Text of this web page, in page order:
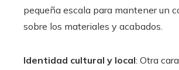
pequeña escala para mantener un
sobre los materiales y acabados.
Identidad cultural y local: Otra